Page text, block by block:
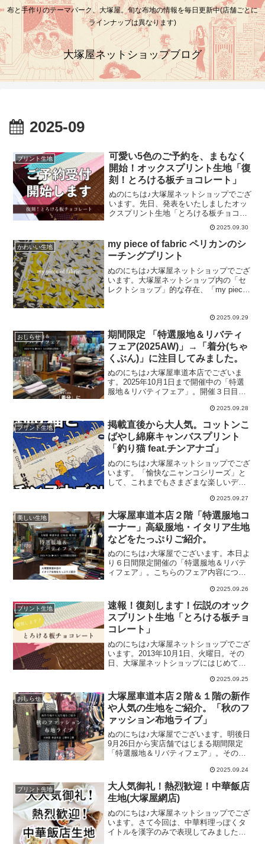
布と手作りのテーマパーク、大塚屋。旬な布地の情報を毎日更新中(店舗ごとに
ラインナップは異なります)
大塚屋ネットショップブログ
2025-09
プリント生地
可愛い5色のご予約を、まもなく
開始！オックスプリント生地「復
刻！とろける板チョコレート」
ぬのにちは♪大塚屋ネットショップでござ
います。先日、発表をいたしましたオッ
クスプリント生地「とろける板チョコレ
ート」の復刻計画。SNSの「X」でカラ
ーバリエーション5色展開を追加発表をい
たしましたところ、ひじょうにたくさん
のリポスト・いいね・メッセージをいた
だきました。嬉しい反響ありがとうござ
います☺️カラーバリエーションは５色展
開で販売させていただきます🍫✨
pic.twitter.com/bLagdw7RnE— 大塚屋
そして、かつての「とろける板チョコレ
ート」で製作された作品写真
2025.09.30
かわいい生地
my piece of fabric ペリカンのシ
ーチングプリント
ぬのにちは♪大塚屋ネットショップでござ
います。大塚屋ネットショップ内の「セ
レクトショップ」的な存在、「my piece
イテムをご紹介しています。※my piece
of fabric・・・コンセプトは、「私好みの
布」思わず手元に置いておきたくなるよ
うな、これで何を作ろうかなあとワクワ
クするような、そんな「私好みの布」を
セレクトしています今回の「my piece of
fabric」のテーマは、鳥さん。鳥さんは鳥
さんでも、ペリカンさんの布です。大き
なクチバシが特長のペリカン。これまで
2025.09.29
おしらせ
期間限定 「特選服地＆リバティ
フェア(2025AW)」→「着分(ちゃ
くぶん)」に注目してみました。
ぬのにちは♪大塚屋車道本店でございま
す。2025年10月1日まで開催中の「特選
服地＆リバティフェア」。開催３日目と
ご来店、誠にありがとうございます。さ
て今回のフェアの目玉商品のひとつに、
「着分(ちゃくぶん)」がございます。「着
分(ちゃくぶん)」とは、その名の通り「１
着分」程度の長さに、あらかじめ裁断済
みで畳まれた状態の商品のことを指しま
す。「ワンピース1着分」「ジャケット1
着分」など、それぞれの札に作品づくり
例が記載されています。シンプルに申し
上げますと、「お洋服づくり用のカット
す。今回のフェアのお知らせでは「ライ
ンナップは
2025.09.28
プリント生地
掲載直後から大人気。コットンこ
ばやし綿麻キャンバスプリント
「釣り猫 feat.チンアナゴ」
ぬのにちは♪大塚屋ネットショップでござ
います。「愉快なニャンコシリーズ」と
して、これまでもさまざまな楽しいデザ
ばやしさん。そのコットンこばやしさん
が、また新たに個性たっぷりの布地を企
画されました。ボーダー状に並ぶ水中の
イラストにいるのは「釣りをする猫」と
「チンアナゴ」のコンビです。釣った
り、釣られたり。のどかな表情をしたニ
ャンコたちとまんまる目玉のチンアナゴ
たちが、独特の世界観を展開していま
す。カラーはこちらの３タイプ。まだつ
い先日掲載したばかりなのですけれど、
人気です。さっそくコットンこばやしさ
んへ全色・追加発注をいたし
2025.09.27
美しい生地
大塚屋車道本店２階「特選服地コ
ーナー」高級服地・イタリア生地
などをたっぷりご紹介。
ぬのにちは♪大塚屋でございます。本日よ
り６日間限定開催の「特選服地＆リバテ
ィフェア」。こちらのフェア内容につき
ていただきました。フェア商品につきま
してはリバティ生地も着分生地も、店舗
ごとにラインナップは大きく異なりま
す。それぞれの店内にて、お買い得サプ
ライズをお楽しみください♡ちなみに、
この「特選服地コーナー」には、フェア
商品以外にも、まだまだご紹介していな
い高級服地やインポート服地が多数ござ
います。今回のブログでは、9月26日(金)
朝に店内を撮影した大塚屋車道本店２階
服地コーナーの特徴のひとつに、「一期
一会」という点が挙
2025.09.26
プリント生地
速報！復刻します！伝説のオック
スプリント生地「とろける板チョ
コレート」
ぬのにちは♪大塚屋ネットショップでござ
います。2013年10月1日、火曜日。その
日、大塚屋ネットショップにはじめての
ました。当時のブログでは、このように
感想を述べています。甘い香りが漂って
きそうな、とってもスイートなオックス
プリント生地を本日はご紹介します。そ
の名も「とろける板チョコレート」！！
おいしそうな板チョコだけでも充分かわ
いいのに、端っこがとろけて一層甘い雰
囲気にボーダー柄の生地なので、片耳側
がずっととろけてます とろける部分をギ
ャザースカートの裾に使ってもガーリー
この生地のもうひとつのポイントは、デ
ザインのアクセ
2025.09.25
おしらせ
大塚屋車道本店２階＆１階の新作
や人気の生地をご紹介。「秋のフ
ァッション布地ライブ」
ぬのにちは♪大塚屋でございます。明後日
9月26日から実店舗ではじまる期間限定
「特選服地＆リバティフェア」。その魅
知らせをしております。＼ こちらをチ
ェック ／――ですが、この時期の大塚
屋の魅力は、特選生地やリバティ生地だ
けではございません。9月上旬から中旬頃
にかけて、秋冬の新作生地が大量入荷し
ているのです。中には、入荷したばかり
ですでに品薄となるような超人気商品
も。そういった新作＆人気生地をたっぷ
2025.09.24
プリント生地
大人気御礼！熱烈歓迎！中華飯店
生地(大塚屋網店)
ぬのにちは♪大塚屋ネットショップでござ
います。さて今回は、中華料理っぽくタ
イトルを漢字のみで表現してみました。